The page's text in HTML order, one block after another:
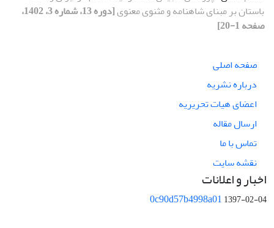
باستان بر مبنای شاهنامه و مثنوی معنوی
[دوره 13، شماره 3، 1402،
صفحه 1-20]
صفحه اصلی
درباره نشریه
اعضای هیات تحریریه
ارسال مقاله
تماس با ما
نقشه سایت
اخبار و اعلانات
0c90d57b4998a011397-02-04